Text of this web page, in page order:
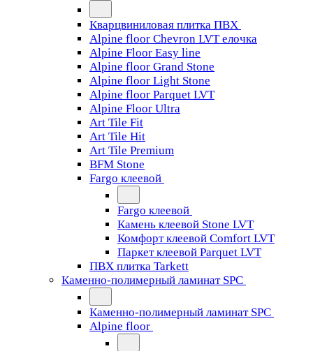
Кварцвиниловая плитка ПВХ
Alpine floor Chevron LVT елочка
Alpine Floor Easy line
Alpine floor Grand Stone
Alpine floor Light Stone
Alpine floor Parquet LVT
Alpine Floor Ultra
Art Tile Fit
Art Tile Hit
Art Tile Premium
BFM Stone
Fargo клеевой
Fargo клеевой
Камень клеевой Stone LVT
Комфорт клеевой Comfort LVT
Паркет клеевой Parquet LVT
ПВХ плитка Tarkett
Каменно-полимерный ламинат SPC
Каменно-полимерный ламинат SPC
Alpine floor